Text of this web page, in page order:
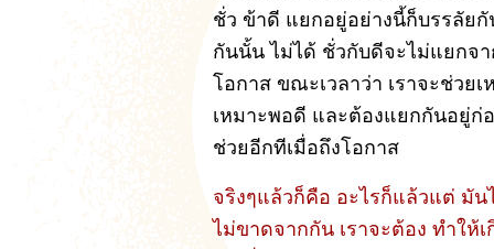
ชั่ว ข้าดี แยกอยู่อย่างนี้ก็บรรลัยกั
กันนั้น ไม่ได้ ชั่วกับดีจะไม่แยกจ
โอกาส ขณะเวลาว่า เราจะช่วย
เหมาะพอดี และต้องแยกกันอยู่ก่
ช่วยอีกทีเมื่อถึงโอกาส
จริงๆแล้วก็คือ อะไรก็แล้วแต่ มั
ไม่ขาดจากกัน เราจะต้อง ทำใ